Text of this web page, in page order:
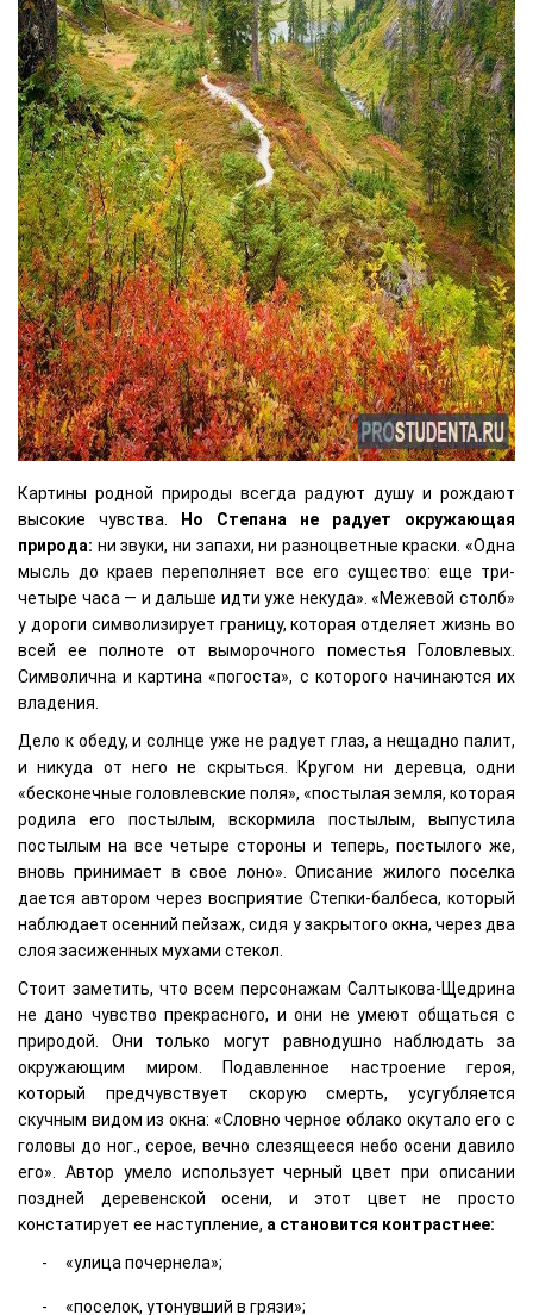
Картины родной природы всегда радуют душу и рождают
высокие чувства.
Но Степана не радует окружающая
природа: ни звуки, ни запахи, ни разноцветные краски. «Одна
мысль до краев переполняет все его существо: еще три-
четыре часа — и дальше идти уже некуда». «Межевой столб»
у дороги символизирует границу, которая отделяет жизнь во
всей ее полноте от выморочного поместья Головлевых.
Символична и картина «погоста», с которого начинаются их
владения.
Дело к обеду, и солнце уже не радует глаз, а нещадно палит,
и никуда от него не скрыться. Кругом ни деревца, одни
«бесконечные головлевские поля», «постылая земля, которая
родила его постылым, вскормила постылым, выпустила
постылым на все четыре стороны и теперь, постылого же,
вновь принимает в свое лоно». Описание жилого поселка
дается автором через восприятие Степки-балбеса, который
наблюдает осенний пейзаж, сидя у закрытого окна, через два
слоя засиженных мухами стекол.
Стоит заметить, что всем персонажам Салтыкова-Щедрина
не дано чувство прекрасного, и они не умеют общаться с
природой. Они только могут равнодушно наблюдать за
окружающим миром. Подавленное настроение героя,
который предчувствует скорую смерть, усугубляется
скучным видом из окна: «Словно черное облако окутало его с
головы до ног., серое, вечно слезящееся небо осени давило
его». Автор умело использует черный цвет при описании
поздней деревенской осени, и этот цвет не просто
констатирует ее наступление, а становится контрастнее:
«улица почернела»;
«поселок, утонувший в грязи»;